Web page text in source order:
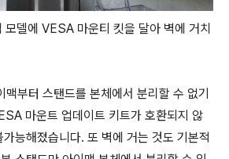
델에 VESA 마운티 킷을 달아 벽에 거치
부터 스탠드를 본체에서 분리할 수 없기
마운트 업데이트 키트가 호환되지 않
능해졌습니다. 또 벽에 거는 것도 기본적